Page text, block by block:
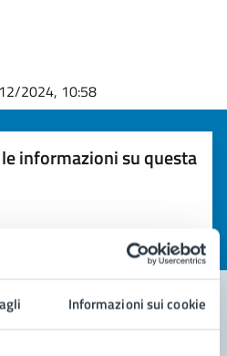
Informazioni sui cookie
2024, 10:58
informazioni su questa
(da 1 a 5 stelle)
per valutare la chiarezza delle